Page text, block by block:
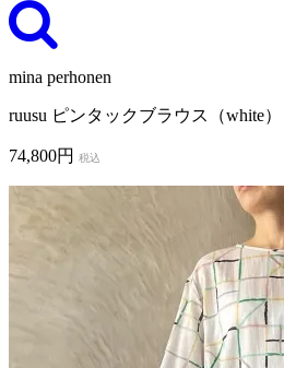
mina perhonen
ruusu ピンタックブラウス（white）
74,800円 税込